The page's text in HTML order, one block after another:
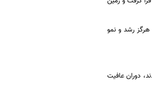
هرگز رشد و نمو
دوران عافیت